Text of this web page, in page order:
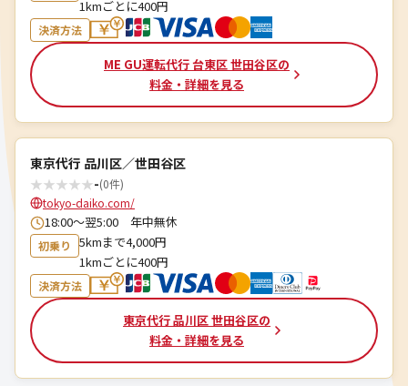
1kmごとに400円
決済方法
ME GU運転代行 台東区 世田谷区の
料金・詳細を見る
東京代行 品川区／世田谷区
★★★★★-(0件)
tokyo-daiko.com/
18:00～翌5:00 年中無休
初乗り
5kmまで4,000円
1kmごとに400円
決済方法
東京代行 品川区 世田谷区の
料金・詳細を見る